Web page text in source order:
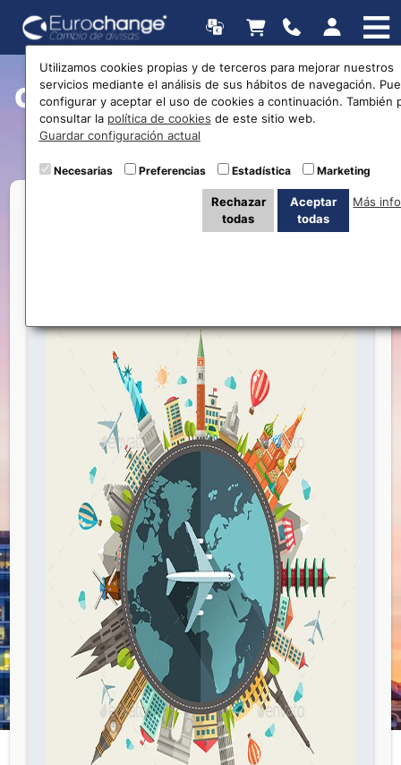
Currently Viewing Posts in
Polonia
Utilizamos cookies propias y de terceros para mejorar nuestros
servicios mediante el análisis de sus hábitos de navegación.
configurar y aceptar el uso de cookies a continuación. También
consultar la política de cookies de este sitio web.
Guardar configuración actual
Necesarias Preferencias Estadística Marketing
Rechazar
todas
Aceptar
todas
Más